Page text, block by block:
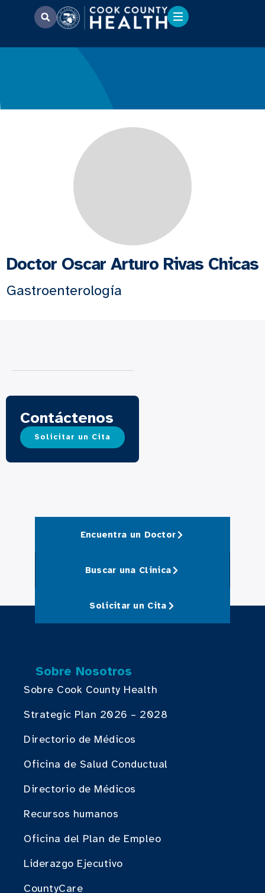
Doctor Oscar Arturo Rivas Chicas
Gastroenterología
Contáctenos
Solicitar un Cita
Encuentra un Doctor
Buscar una Clinica
Solicitar un Cita
Sobre Nosotros
Sobre Cook County Health
Strategic Plan 2026 – 2028
Directorio de Médicos
Oficina de Salud Conductual
Directorio de Médicos
Recursos humanos
Oficina del Plan de Empleo
Liderazgo Ejecutivo
CountyCare